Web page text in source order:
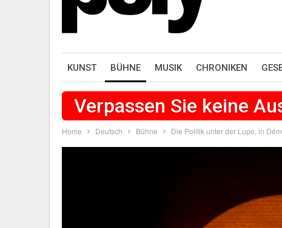
KUNST BÜHNE MUSIK CHRONIKEN
Verpassen Sie keine
Home Deutsch Bühne Die Politik unter der Lupe, in